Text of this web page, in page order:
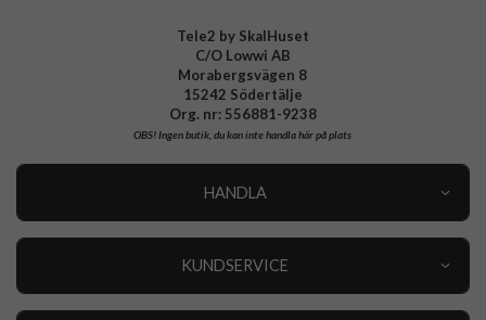
Tele2 by SkalHuset
C/O Lowwi AB
Morabergsvägen 8
15242 Södertälje
Org. nr: 556881-9238
OBS!Ingen butik, du kan inte handla här på plats
HANDLA
KUNDSERVICE